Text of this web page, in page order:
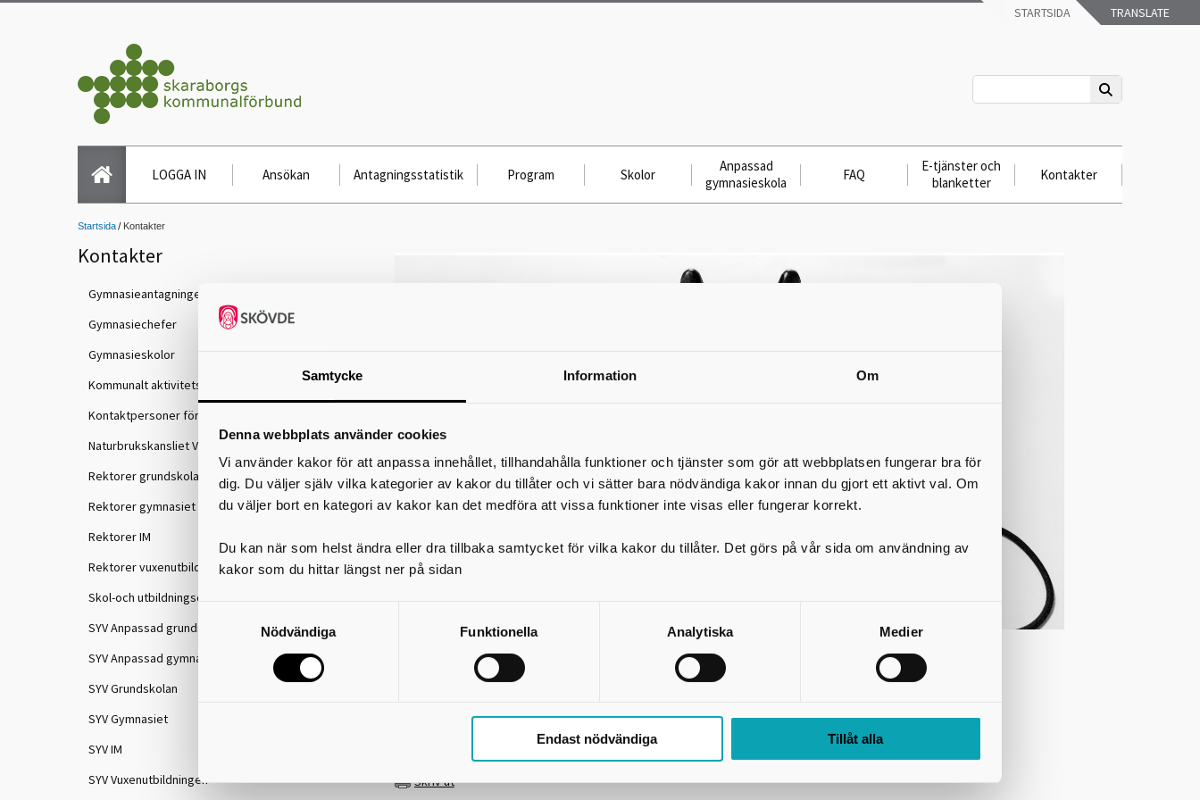
Samtycke Information Om
Denna webbplats använder cookies
Vi använder kakor för att anpassa innehållet, tillhandahålla funktioner och tjänster som gör att webbplatsen fungerar bra för
dig. Du väljer själv vilka kategorier av kakor du tillåter och vi sätter bara nödvändiga kakor innan du gjort ett aktivt val. Om
du väljer bort en kategori av kakor kan det medföra att vissa funktioner inte visas eller fungerar korrekt.
Du kan när som helst ändra eller dra tillbaka samtycket för vilka kakor du tillåter. Det görs på vår sida om användning av
kakor som du hittar längst ner på sidan
Nödvändiga Funktionella Analytiska Medier
Endast nödvändiga Tillåt alla
STARTSIDA TRANSLATE
LOGGA IN Ansökan Antagningsstatistik Program Skolor
Anpassad
gymnasieskola
FAQ
E-tjänster och
blanketter
Kontakter
Startsida Kontakter
Kontakter
Gymnasieantagningen
Gymnasiechefer
Gymnasieskolor
Kommunalt aktivitetsansvar (KAA)
Kontaktpersoner för IKE
Naturbrukskansliet VGR
Rektorer grundskolan
Rektorer gymnasiet
Rektorer IM
Rektorer vuxenutbildningen
Skol-och utbildningschefer
SYV Anpassad grundskola
SYV Anpassad gymnasieskola
SYV Grundskolan
SYV Gymnasiet
SYV IM
SYV Vuxenutbildningen
Kontakter
studievägledare, rektorer m.fl.
Ser ni några felaktigheter mejla:utbildning@skaraborg.se
Skriv ut